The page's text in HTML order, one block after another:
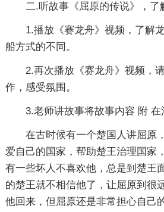
二.听故事《屈原的传说》，了
1.播放《赛龙舟》视频，了解
船方式的不同。
2.再次播放《赛龙舟》视频，
作，感受氛围。
3.老师讲故事将故事内容 附
在古时候有一个楚国人讲屈原
爱自己的国家，帮助楚王治理国家
有一些坏人不喜欢他，总是到楚王
的楚王就不相信他了，让屈原到很
他回来，但屈原还是非常担心自己